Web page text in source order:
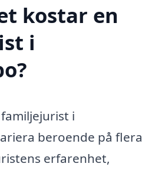
kostar en
i
i
beroende på flera
erfarenhet,